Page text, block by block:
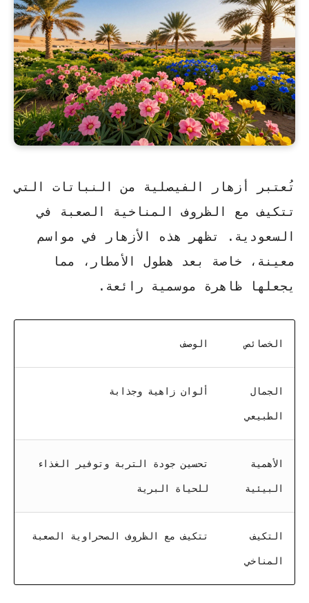
تُعتبر أزهار الفيصلية من النباتات التي
تتكيف مع الظروف المناخية الصعبة في
السعودية. تظهر هذه الأزهار في مواسم
معينة، خاصة بعد هطول الأمطار، مما
يجعلها ظاهرة موسمية رائعة.
الخصائص الوصف
الجمال
الطبيعي
ألوان زاهية وجذابة
الأهمية
البيئية
تحسين جودة التربة وتوفير الغذاء
للحياة البرية
التكيف
المناخي
تتكيف مع الظروف الصحراوية الصعبة